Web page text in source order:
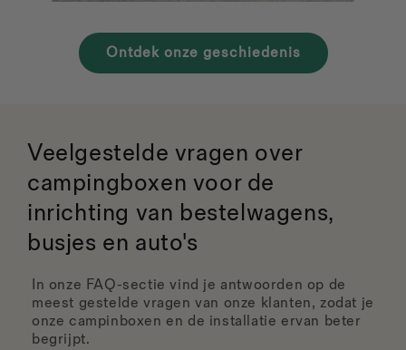
Ontdek onze geschiedenis
Veelgestelde vragen over
campingboxen voor de
inrichting van bestelwagens,
busjes en auto's
In onze FAQ-sectie vind je antwoorden op de
meest gestelde vragen van onze klanten, zodat je
onze campinboxen en de installatie ervan beter
begrijpt.